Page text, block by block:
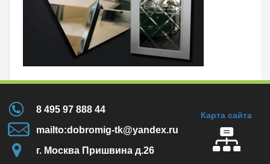
8 495 97 888 44
mailto:dobromig-tk@yandex.ru
г. Москва Пришвина д.26
Карта сайта